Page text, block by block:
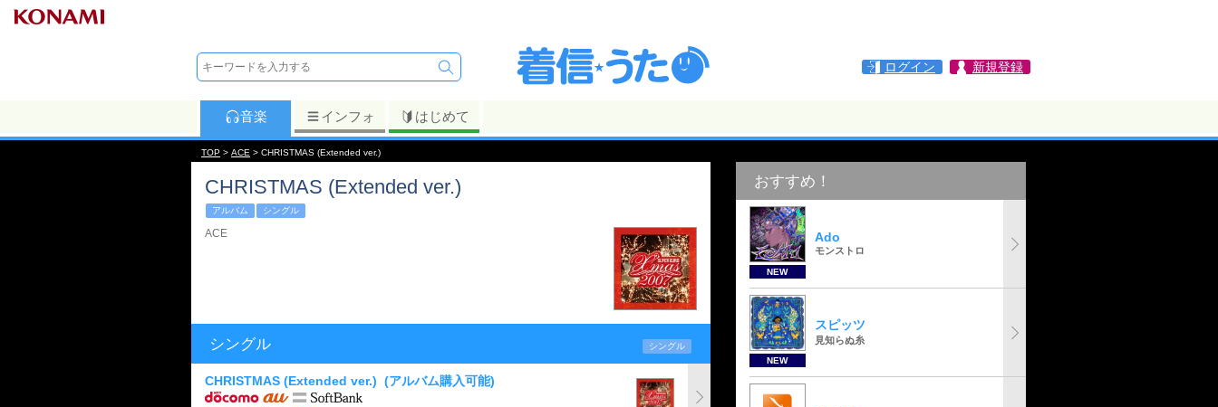
ログイン 新規登録
音楽 インフォ はじめて
TOP > ACE > CHRISTMAS (Extended ver.)
CHRISTMAS (Extended ver.)
アルバム シングル
ACE
シングル シングル
CHRISTMAS (Extended ver.) (アルバム購入可能)
おすすめ！
NEW
Ado
モンストロ
NEW
スピッツ
見知らぬ糸